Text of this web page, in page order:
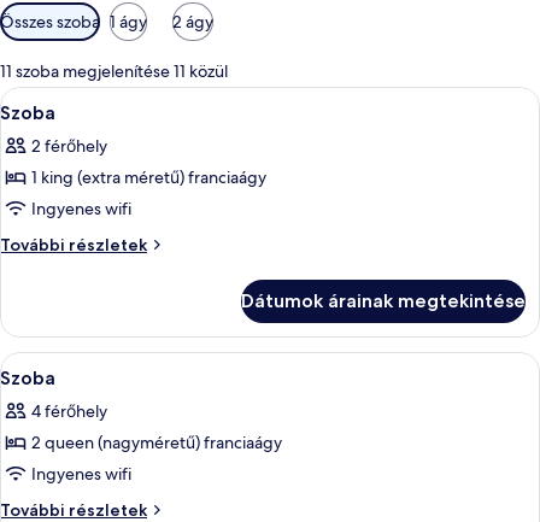
Szobákhoz
rendelkezésre
álló
szűrők
Összes szoba 1 ágy 2 ágy
11 szoba megjelenítése 11 közül
A
következő
szoba
összes
képének
megtekintése:
Egy szállodai szoba, amelyben egy
6
Szoba
2 férőhely
1 king (extra méretű) franciaágy
Ingyenes wifi
További részletek
Szoba
Dátumok árainak megtekintése
A
következő
szoba
összes
képének
megtekintése:
Egy szállodai szoba két ággyal,
4
Szoba
4 férőhely
2 queen (nagyméretű) franciaágy
Ingyenes wifi
További részletek
Szoba